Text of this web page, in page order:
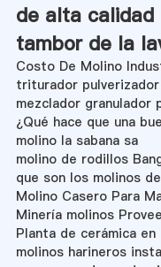
de alta
tambor de la
Costo De Molino
triturador
mezclador granulador
¿Qué hace que una
molino la sabana sa
molino de rodillos
que son los molinos
Molino Casero Para
Minería molinos
Planta de cerámica en
molinos harineros